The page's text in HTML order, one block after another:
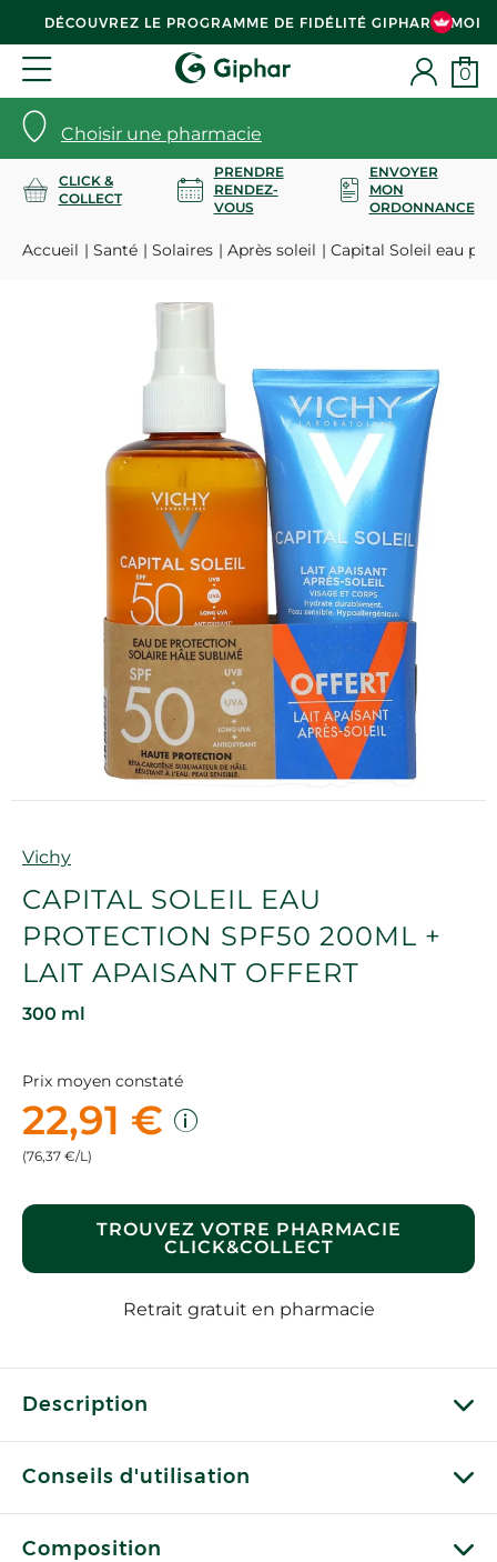
DÉCOUVREZ LE PROGRAMME DE FIDÉLITÉ GIPHAR & MOI
Choisir une pharmacie
0
CLICK &
COLLECT
PRENDRE
RENDEZ-
VOUS
ENVOYER
MON
ORDONNANCE
Accueil Santé Solaires Après soleil Capital Soleil eau
Marque
Vichy
CAPITAL SOLEIL EAU
PROTECTION SPF50 200ML +
LAIT APAISANT OFFERT
300 ml
Prix moyen constaté
22,91 €
(76,37 €/L)
TROUVEZ VOTRE PHARMACIE
CLICK&COLLECT
Retrait gratuit en pharmacie
Description
Conseils d'utilisation
Composition